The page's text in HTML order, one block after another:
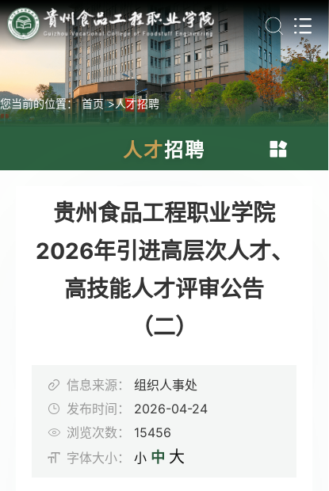
人才招聘
您当前的位置： 首页 >人才招聘
学院概况
教学科研
贵州食品工程职业学院
2026年引进高层次人才、
高技能人才评审公告
（二）
信息来源：
组织人事处
发布时间：
2026-04-24
浏览次数：
15456
字体大小：
小 中 大